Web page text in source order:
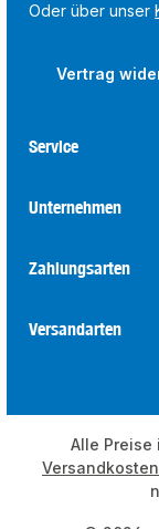
Oder über unser
Vertrag
Service
Unternehmen
Zahlungsarten
Versandarten
Alle
Versandkosten